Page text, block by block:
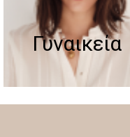
Γυναικεία